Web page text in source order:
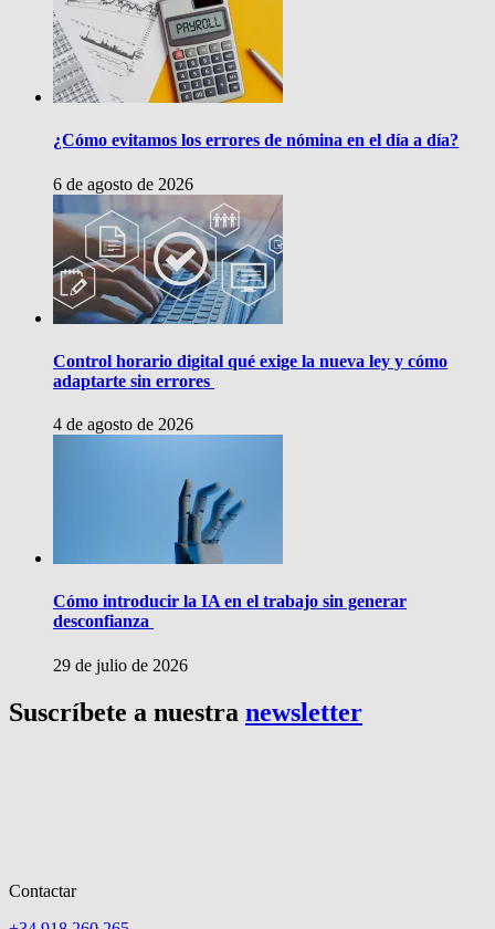
¿Cómo evitamos los errores de nómina en el día a día?
6 de agosto de 2026
Control horario digital qué exige la nueva ley y cómo
adaptarte sin errores
4 de agosto de 2026
Cómo introducir la IA en el trabajo sin generar
desconfianza
29 de julio de 2026
Suscríbete a nuestra newsletter
Contactar